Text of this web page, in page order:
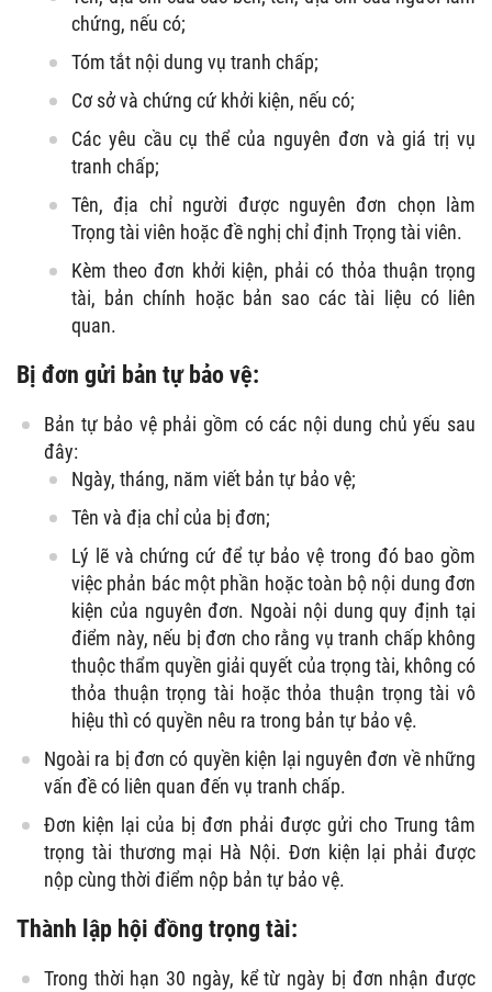
chứng, nếu có;
Tóm tắt nội dung vụ tranh chấp;
Cơ sở và chứng cứ khởi kiện, nếu có;
Các yêu cầu cụ thể của nguyên đơn và giá trị vụ
tranh chấp;
Tên, địa chỉ người được nguyên đơn chọn làm
Trọng tài viên hoặc đề nghị chỉ định Trọng tài viên.
Kèm theo đơn khởi kiện, phải có thỏa thuận trọng
tài, bản chính hoặc bản sao các tài liệu có liên
quan.
Bị đơn gửi bản tự bảo vệ:
Bản tự bảo vệ phải gồm có các nội dung chủ yếu sau
đây:
Ngày, tháng, năm viết bản tự bảo vệ;
Tên và địa chỉ của bị đơn;
Lý lẽ và chứng cứ để tự bảo vệ trong đó bao gồm
việc phản bác một phần hoặc toàn bộ nội dung đơn
kiện của nguyên đơn. Ngoài nội dung quy định tại
điểm này, nếu bị đơn cho rằng vụ tranh chấp không
thuộc thẩm quyền giải quyết của trọng tài, không có
thỏa thuận trọng tài hoặc thỏa thuận trọng tài vô
hiệu thì có quyền nêu ra trong bản tự bảo vệ.
Ngoài ra bị đơn có quyền kiện lại nguyên đơn về những
vấn đề có liên quan đến vụ tranh chấp.
Đơn kiện lại của bị đơn phải được gửi cho Trung tâm
trọng tài thương mại Hà Nội. Đơn kiện lại phải được
nộp cùng thời điểm nộp bản tự bảo vệ.
Thành lập hội đồng trọng tài:
Trong thời hạn 30 ngày, kể từ ngày bị đơn nhận được